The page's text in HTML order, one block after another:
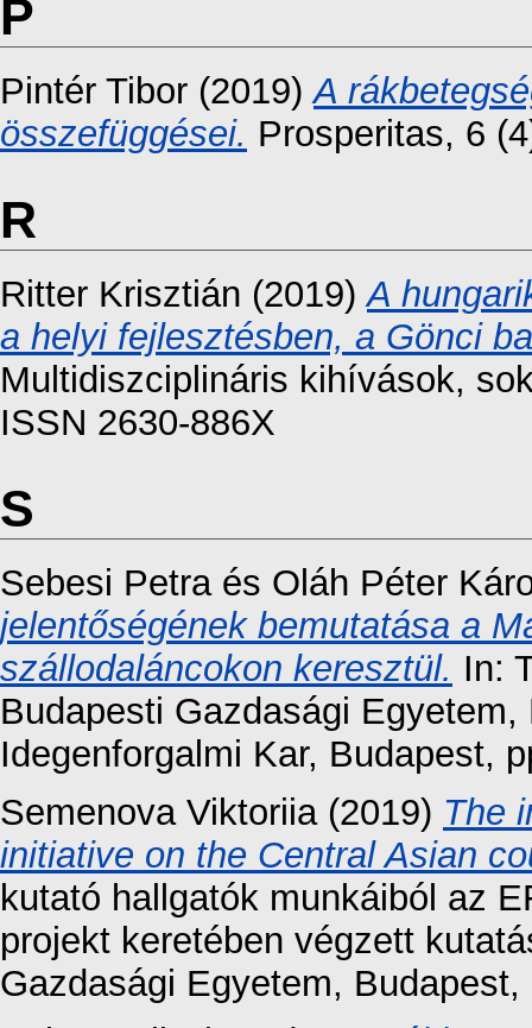
P
Pintér Tibor (2019)A
összefüggései. Prosperitas, 6
R
Ritter Krisztián (2019)A
a helyi fejlesztésben, a Gönci
Multidiszciplináris kihívások,
ISSN 2630-886X
S
Sebesi Petraés Oláh Péter
jelentőségének bemutatása a
szállodaláncokon keresztül. In:
Budapesti Gazdasági
Idegenforgalmi Kar, Budapest,
Semenova Viktoriia(2019) The
initiative on the Central Asian
kutató hallgatók munkáiból az
projekt keretében végzett
Gazdasági Egyetem,